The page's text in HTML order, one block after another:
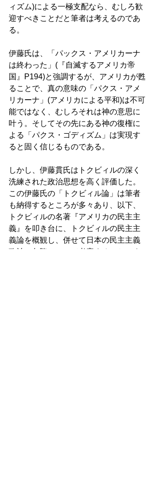
ィズム)による一極支配なら、むしろ歓
迎すべきことだと筆者は考えるのであ
る。
伊藤氏は、「パックス・アメリカーナ
は終わった」(『自滅するアメリカ帝
国』P194)と強調するが、アメリカが甦
ることで、真の意味の「パクス・アメ
リカーナ」(アメリカによる平和)は不可
能ではなく、むしろそれは神の意思に
叶う。そしてその先にある神の復権に
よる「パクス・ゴディズム」は実現す
ると固く信じるものである。
しかし、伊藤貫氏はトクビィルの深く
洗練された政治思想を高く評価した。
この伊藤氏の「トクビィル論」は筆者
も納得するところが多々あり、以下、
トクビィルの名著『アメリカの民主主
義』を叩き台に、トクビィルの民主主
義論を概観し、併せて日本の民主主義
政治の欠陥について考察することにす